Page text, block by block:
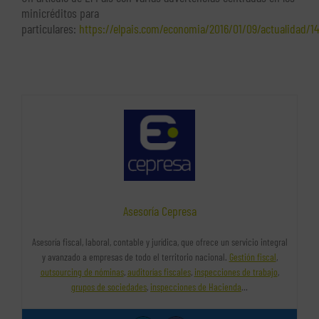
minicréditos para
particulares: https://elpais.com/economia/2016/01/09/actualidad/
Asesoría Cepresa
Asesoría fiscal, laboral, contable y jurídica, que ofrece un servicio integral
y avanzado a empresas de todo el territorio nacional. Gestión fiscal,
outsourcing de nóminas,auditorías fiscales, inspecciones de trabajo,
grupos de sociedades, inspecciones de Hacienda…